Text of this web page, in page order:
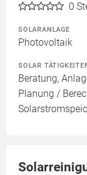
0
SOLARANLAGE
Photovoltaik
SOLAR
Beratung,
Planung /